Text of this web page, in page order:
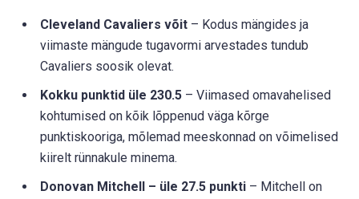
Cleveland Cavaliers võit – Kodus mängides ja
viimaste mängude tugavormi arvestades tundub
Cavaliers soosik olevat.
Kokku punktid üle 230.5 – Viimased omavahelised
kohtumised on kõik lõppenud väga kõrge
punktiskooriga, mõlemad meeskonnad on võimelised
kiirelt rünnakule minema.
Donovan Mitchell – üle 27.5 punkti – Mitchell on